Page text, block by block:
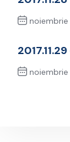
noiembrie
noiembrie